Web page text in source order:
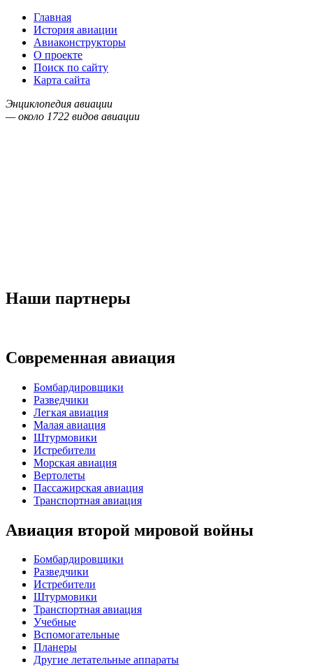
Главная
История авиации
Авиаконструкторы
О проекте
Поиск по сайту
Карта сайта
Энциклопедия авиации
— около 1722 видов авиации
Наши партнеры
Современная авиация
Бомбардировщики
Разведчики
Легкая авиация
Малая авиация
Штурмовики
Истребители
Морская авиация
Вертолеты
Пассажирская авиация
Транспортная авиация
Авиация второй мировой войны
Бомбардировщики
Разведчики
Истребители
Штурмовики
Транспортная авиация
Учебные
Вспомогательные
Планеры
Другие летательные аппараты